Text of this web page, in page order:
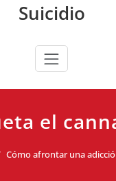
Suicidio
el
Cómo afrontar una